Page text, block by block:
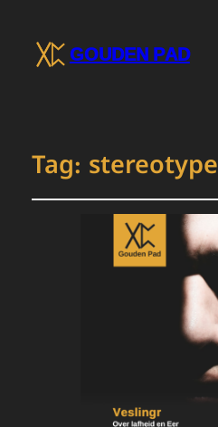
GOUDEN PAD
Tag: stereotype